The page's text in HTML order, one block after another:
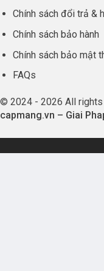
Chính sách đổi trả &
Chính sách bảo hành
Chính sách bảo mật
FAQs
© 2024 - 2026 All
capmang.vn – Giai